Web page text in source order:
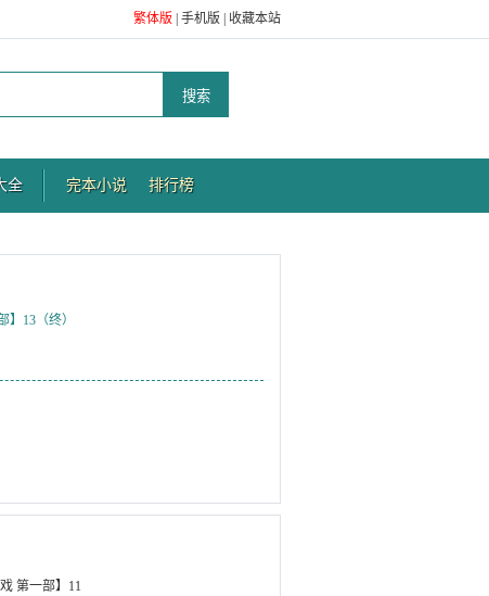
繁体版 手机版 收藏本站
全 完本小说 排行榜
】13（终）
戏 第一部】11